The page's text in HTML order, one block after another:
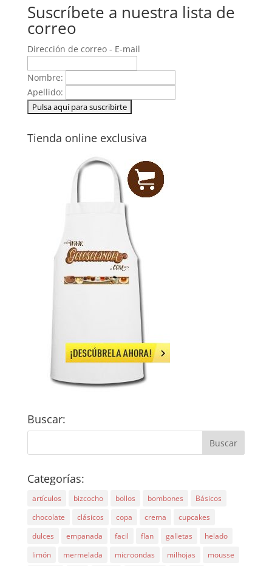
Suscríbete a nuestra lista de
correo
Dirección de correo - E-mail
Nombre:
Apellido:
Tienda online exclusiva
Buscar:
Categorías:
artículos bizcocho bollos bombones
Básicos
chocolate
clásicos copa crema
cupcakes
dulces
empanada facil flan galletas
helado
limón
mermelada microondas milhojas
mousse